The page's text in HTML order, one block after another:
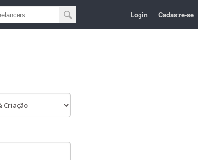
Login Cadastre-se